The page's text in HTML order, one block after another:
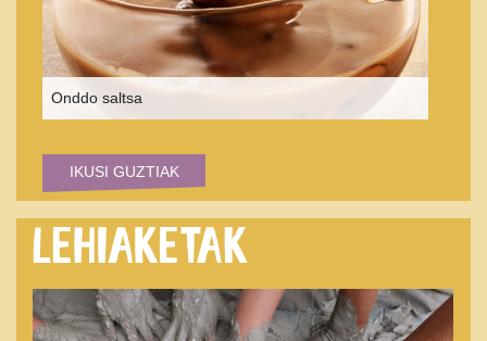
Onddo saltsa
IKUSI GUZTIAK